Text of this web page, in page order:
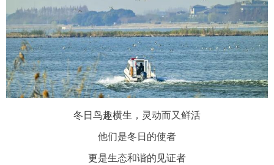
冬日鸟趣横生，灵动而又鲜活
他们是冬日的使者
更是生态和谐的见证者